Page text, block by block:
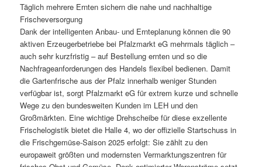
Täglich mehrere Ernten sichern die nahe und nachhaltige
Frischeversorgung
Dank der intelligenten Anbau- und Ernteplanung können die 90
aktiven Erzeugerbetriebe bei Pfalzmarkt eG mehrmals täglich –
auch sehr kurzfristig – auf Bestellung ernten und so die
Nachfrageanforderungen des Handels flexibel bedienen. Damit
die Gartenfrische aus der Pfalz innerhalb weniger Stunden
verfügbar ist, sorgt Pfalzmarkt eG für extrem kurze und schnelle
Wege zu den bundesweiten Kunden im LEH und den
Großmärkten. Eine wichtige Drehscheibe für diese exzellente
Frischelogistik bietet die Halle 4, wo der offizielle Startschuss in
die Frischgemüse-Saison 2025 erfolgt: Sie zählt zu den
europaweit größten und modernsten Vermarktungszentren für